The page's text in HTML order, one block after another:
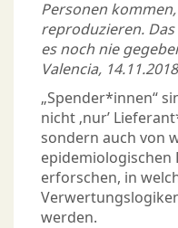
Personen
reproduzieren.
es noch nie
Valencia,
„Spender*innen“
nicht ‚nur’
sondern auch von
epidemiologischen
erforschen, in
werden.